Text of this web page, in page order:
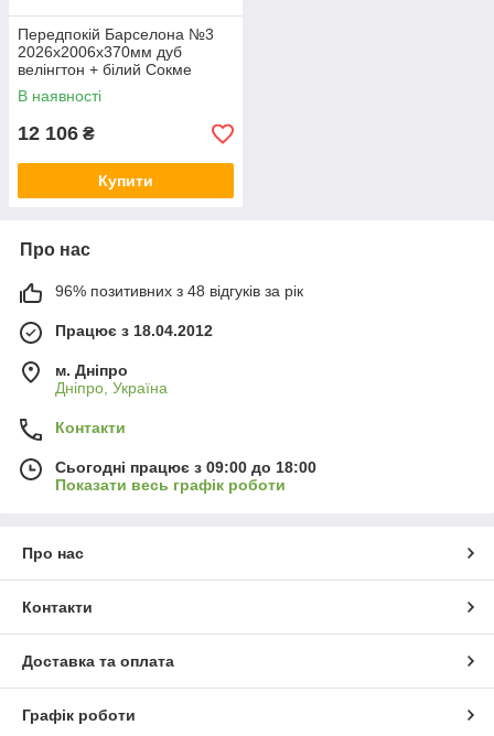
Передпокій Барселона №3
2026х2006х370мм дуб
велінгтон + білий Сокме
В наявності
12 106 ₴
Купити
Про нас
96% позитивних з 48 відгуків за рік
Працює з 18.04.2012
м. Дніпро
Дніпро, Україна
Контакти
Сьогодні працює з 09:00 до 18:00
Показати весь графік роботи
Про нас
Контакти
Доставка та оплата
Графік роботи